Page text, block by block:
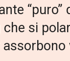
si